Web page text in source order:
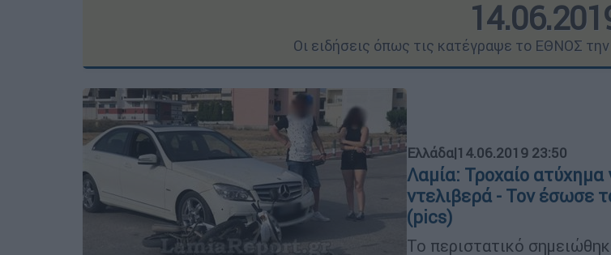
Οι ειδήσεις όπως τις κατέγραψε το ΕΘΝΟΣ
Ελλάδα|14.06.2019 23:50
Λαμία: Τροχαίο ατύχημα
ντελιβερά - Τον έσωσε
(pics)
Το περιστατικό